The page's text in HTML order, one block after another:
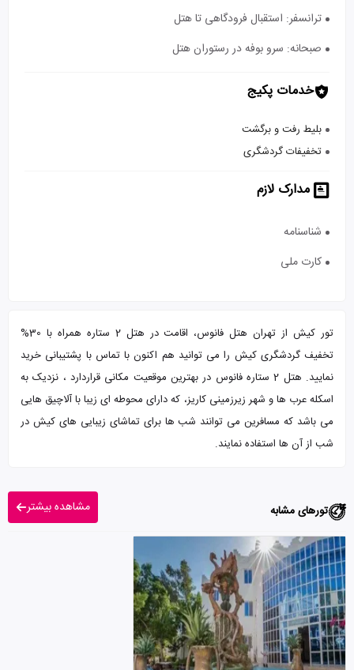
ترانسفر: استقبال فرودگاهی تا هتل
صبحانه: سرو بوفه در رستوران هتل
خدمات پکیج
بلیط رفت و برگشت
تخفیفات گردشگری
مدارک لازم
شناسنامه
کارت ملی
تور کیش از تهران هتل فانوس، اقامت در هتل 2 ستاره همراه با 30%
تخفیف گردشگری کیش را می توانید هم اکنون با تماس با پشتیبانی خرید
نمایید. هتل 2 ستاره فانوس در بهترین موقعیت مکانی قراردارد ، نزدیک به
اسکله عرب ها و شهر زیرزمینی کاریز، که دارای محوطه ای زیبا با آلاچیق هایی
می باشد که مسافرین می توانند شب ها برای تماشای زیبایی های کیش در
شب از آن ها استفاده نمایند.
تورهای مشابه مشاهده بیشتر